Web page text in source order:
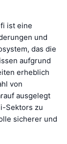
ist eine
und
das die
aufgrund
erheblich
von
ausgelegt
Sektors zu
sicherer und